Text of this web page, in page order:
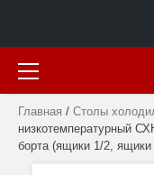
Primary
Menu
Главная / Столы
низкотемпературный
борта (ящики 1/2,